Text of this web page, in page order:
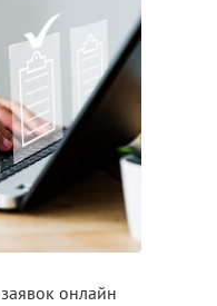
заявок онлайн